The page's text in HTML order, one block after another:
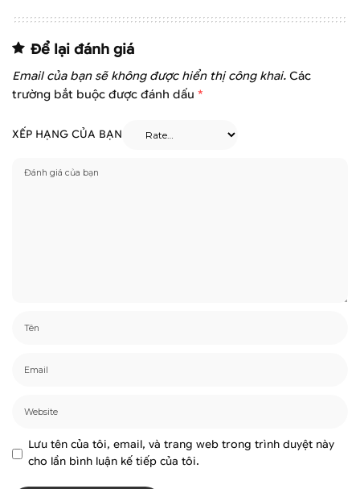
Để lại đánh giá
Email của bạn sẽ không được hiển thị công khai. Các
trường bắt buộc được đánh dấu *
XẾP HẠNG CỦA BẠN
Lưu tên của tôi, email, và trang web trong trình duyệt này
cho lần bình luận kế tiếp của tôi.